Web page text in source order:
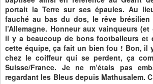
portait la Terre sur ses épaules. Au
fauché au bas du dos, le rêve brésilien
l’Allemagne. Honneur aux vainqueurs
il y a beaucoup de bons footballeurs et
cette équipe, ça fait un bien fou ! Bon, il
chez le coiffeur qui se perdent, ça
Suisse/France. Je ne m’étais pas
regardant les Bleus depuis Mathusalem.